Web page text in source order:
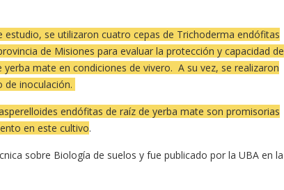
se utilizaron cuatro cepas de Trichoderma endófitas
de Misiones para evaluar la protección y capacidad de
mate en condiciones de vivero. A su vez, se realizaron
de inoculación.
endófitas de raíz de yerba mate son promisorias
en este cultivo.
sobre Biología de suelos y fue publicado por la UBA en la